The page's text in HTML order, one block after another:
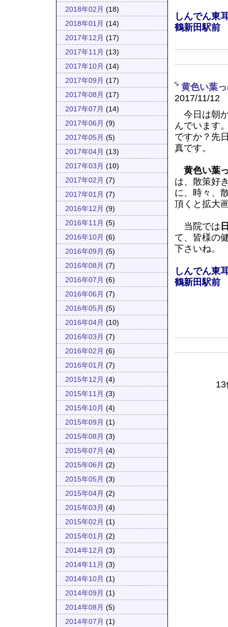
2018年02月 (18)
2018年01月 (14)
2017年12月 (17)
2017年11月 (13)
2017年10月 (14)
2017年09月 (17)
2017年08月 (17)
2017年07月 (14)
2017年06月 (9)
2017年05月 (5)
2017年04月 (13)
2017年03月 (10)
2017年02月 (7)
2017年01月 (7)
2016年12月 (9)
2016年11月 (5)
2016年10月 (6)
2016年09月 (5)
2016年08月 (7)
2016年07月 (6)
2016年06月 (7)
2016年05月 (5)
2016年04月 (10)
2016年03月 (7)
2016年02月 (6)
2016年01月 (7)
2015年12月 (4)
2015年11月 (3)
2015年10月 (4)
2015年09月 (1)
2015年08月 (3)
2015年07月 (4)
2015年06月 (2)
2015年05月 (3)
2015年04月 (2)
2015年03月 (4)
2015年02月 (1)
2015年01月 (2)
2014年12月 (3)
2014年11月 (3)
2014年10月 (1)
2014年09月 (1)
2014年08月 (5)
2014年07月 (1)
しんでん東
鶴新田駅前
黄色い葉
2017/11/12
今日は朝
んでいます
ですか？先
真です。
黄色い葉
は、散策好
に、時々、
頂くと拡大
当院では
て、皆様の
下さいね。
しんでん東
鶴新田駅前